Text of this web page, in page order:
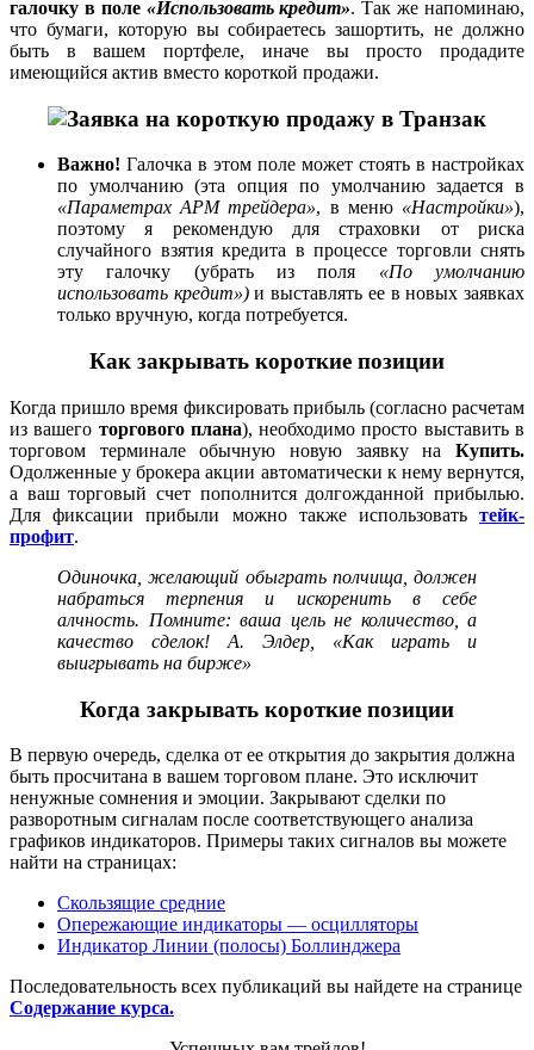
галочку в поле«Использовать кредит». Так же напоминаю,
что бумаги, которую вы собираетесь зашортить, не должно
быть в вашем портфеле, иначе вы просто продадите
имеющийся актив вместо короткой продажи.
Важно! Галочка в этом поле может стоять в настройках
по умолчанию (эта опция по умолчанию задается в
«Параметрах APM трейдера», в меню «Настройки»),
поэтому я рекомендую для страховки от риска
случайного взятия кредита в процессе торговли снять
эту галочку (убрать из поля «По умолчанию
использовать кредит»)и выставлять ее в новых заявках
только вручную, когда потребуется.
Как закрывать короткие позиции
Когда пришло время фиксировать прибыль (согласно расчетам
из вашего торгового плана), необходимо просто выставить в
торговом терминале обычную новую заявку на Купить.
Одолженные у брокера акции автоматически к нему вернутся,
а ваш торговый счет пополнится долгожданной прибылью.
Для фиксации прибыли можно также использовать тейк-
профит.
Одиночка, желающий обыграть полчища, должен
набраться терпения и искоренить в себе
алчность. Помните: ваша цель не количество, а
качество сделок! А. Элдер, «Как играть и
выигрывать на бирже»
Когда закрывать короткие позиции
В первую очередь, сделка от ее открытия до закрытия должна
быть просчитана в вашем торговом плане. Это исключит
ненужные сомнения и эмоции. Закрывают сделки по
разворотным сигналам после соответствующего анализа
графиков индикаторов. Примеры таких сигналов вы можете
найти на страницах:
Скользящие средние
Опережающие индикаторы — осцилляторы
Индикатор Линии (полосы) Боллинджера
Последовательность всех публикаций вы найдете на странице
Содержание курса.